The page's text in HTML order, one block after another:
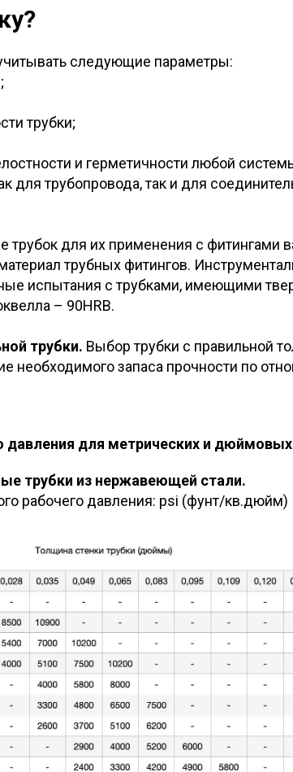
следующие параметры:
трубки;
и герметичности любой
для трубопровода, так и для
трубок для их применения с фитингами
трубных фитингов.
испытания с трубками, имеющими
– 90HRB.
трубки. Выбор трубки с правильной
необходимого запаса прочности по
давления для метрических и дюймовых
трубки из нержавеющей стали.
рабочего давления: psi (фунт/кв.дюйм)